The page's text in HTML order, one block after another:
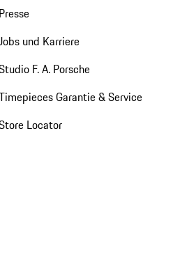
Presse
und Karriere
F. A. Porsche
Garantie & Service
Locator